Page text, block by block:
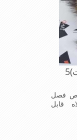
فصل
قابل
58-59می باشد(فری
ساتن